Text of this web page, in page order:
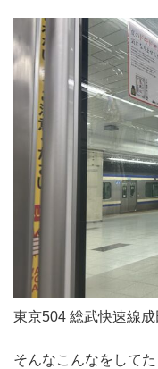
東京504 総武快速線成
そんなこんなをして